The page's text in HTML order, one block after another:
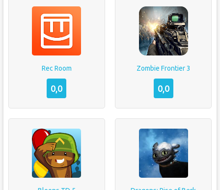
Rec Room
0,0
Zombie Frontier 3
0,0